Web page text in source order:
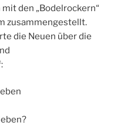
den „Bodelrockern“
zusammengestellt.
die Neuen über die